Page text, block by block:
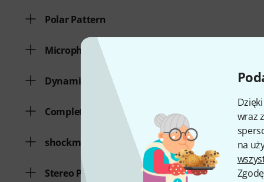
wraz
na
Polar Pattern
Microphone Clamp
Dynamic Microphone
Complete Set
shockmount included
Stereo Pair